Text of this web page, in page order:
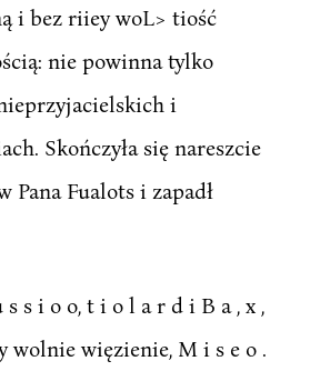
i bez riiey woL> tiość
nie powinna tylko
i
Skończyła się nareszcie
Pana Fualots i zapadł
s s i o o, t i o l a r d i B a , x ,
wolnie więzienie, M i s e o .